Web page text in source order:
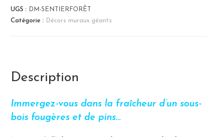
UGS :
DM-SENTIERFORÊT
Catégorie :
Décors muraux géants
Description
Immergez-vous dans la fraîcheur d’un sous-
bois fougères et de pins…